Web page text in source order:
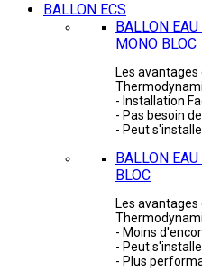
BALLON ECS
BALLON
MONO BLOC
Les
- Installation
- Pas besoin
- Peut
BALLON
BLOC
Les
- Moins
- Peut
- Plus